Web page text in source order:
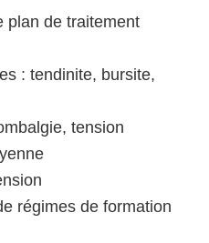
plan de traitement
: tendinite, bursite,
tension
régimes de formation